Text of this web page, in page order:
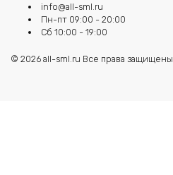
info@all-sml.ru
Пн-пт 09:00 - 20:00
Сб 10:00 - 19:00
© 2026 all-sml.ru Все права защищены.